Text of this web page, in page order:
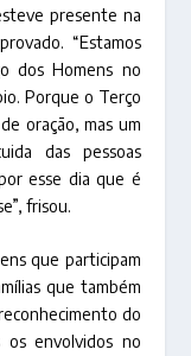
presente na
“Estamos
dos Homens no
Porque o Terço
oração, mas um
das pessoas
esse dia que é
frisou.
que participam
que também
do
envolvidos no